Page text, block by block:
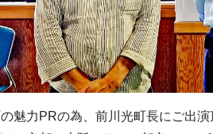
魅力PRの為、前川光町長にご出演